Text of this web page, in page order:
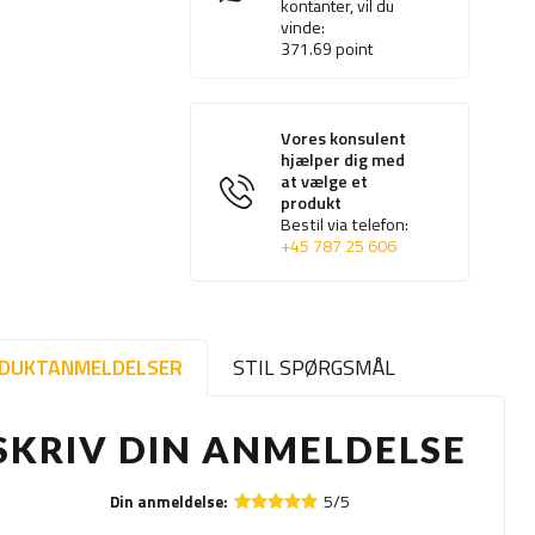
kontanter, vil du
vinde:
371.69point
Vores konsulent
hjælper dig med
at vælge et
produkt
Bestil via telefon:
+45 787 25 606
STIL SPØRGSMÅL
DIN ANMELDELSE
Din anmeldelse: 5/5